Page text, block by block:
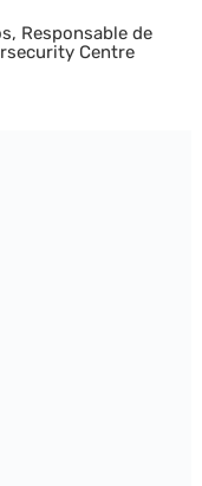
Responsable de
Centre